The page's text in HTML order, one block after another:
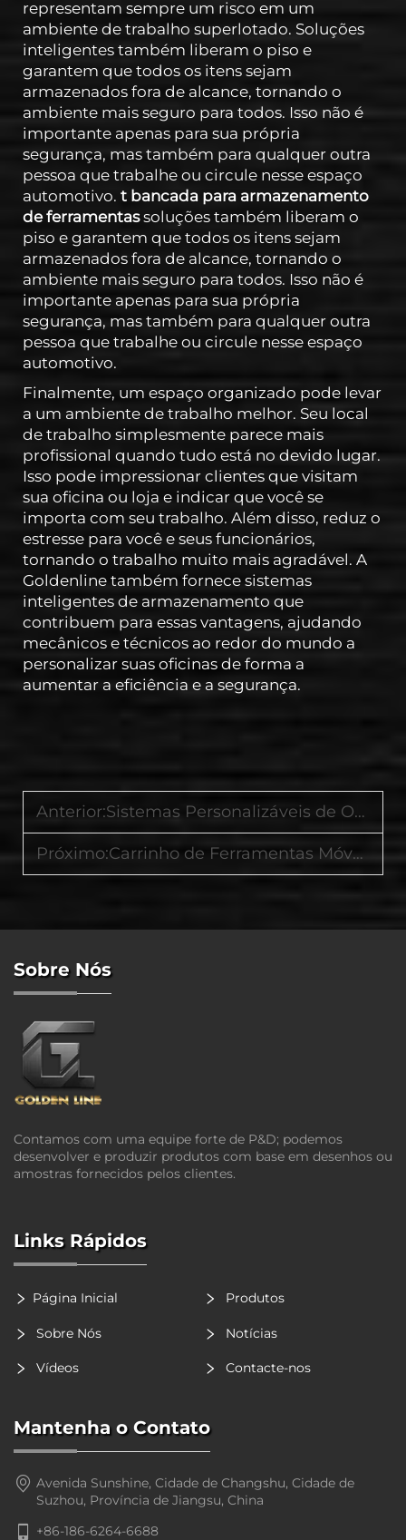
representam sempre um risco em um
ambiente de trabalho superlotado. Soluções
inteligentes também liberam o piso e
garantem que todos os itens sejam
armazenados fora de alcance, tornando o
ambiente mais seguro para todos. Isso não é
importante apenas para sua própria
segurança, mas também para qualquer outra
pessoa que trabalhe ou circule nesse espaço
automotivo. t bancada para armazenamento
de ferramentassoluções também liberam o
piso e garantem que todos os itens sejam
armazenados fora de alcance, tornando o
ambiente mais seguro para todos. Isso não é
importante apenas para sua própria
segurança, mas também para qualquer outra
pessoa que trabalhe ou circule nesse espaço
automotivo.
Finalmente, um espaço organizado pode levar
a um ambiente de trabalho melhor. Seu local
de trabalho simplesmente parece mais
profissional quando tudo está no devido lugar.
Isso pode impressionar clientes que visitam
sua oficina ou loja e indicar que você se
importa com seu trabalho. Além disso, reduz o
estresse para você e seus funcionários,
tornando o trabalho muito mais agradável. A
Goldenline também fornece sistemas
inteligentes de armazenamento que
contribuem para essas vantagens, ajudando
mecânicos e técnicos ao redor do mundo a
personalizar suas oficinas de forma a
aumentar a eficiência e a segurança.
Anterior:Sistemas Personalizáveis de Organização de Garagem para Profissionais e Usuários Domésticos
Próximo:Carrinho de Ferramentas Móvel vs Bancada Fixa: Qual Configuração Aumenta Sua Eficiência
Sobre Nós
Contamos com uma equipe forte de P&D; podemos
desenvolver e produzir produtos com base em desenhos ou
amostras fornecidos pelos clientes.
Links Rápidos
Página Inicial Produtos
Sobre Nós Notícias
Vídeos Contacte-nos
Mantenha o Contato
Avenida Sunshine, Cidade de Changshu, Cidade de
Suzhou, Província de Jiangsu, China
+86-186-6264-6688